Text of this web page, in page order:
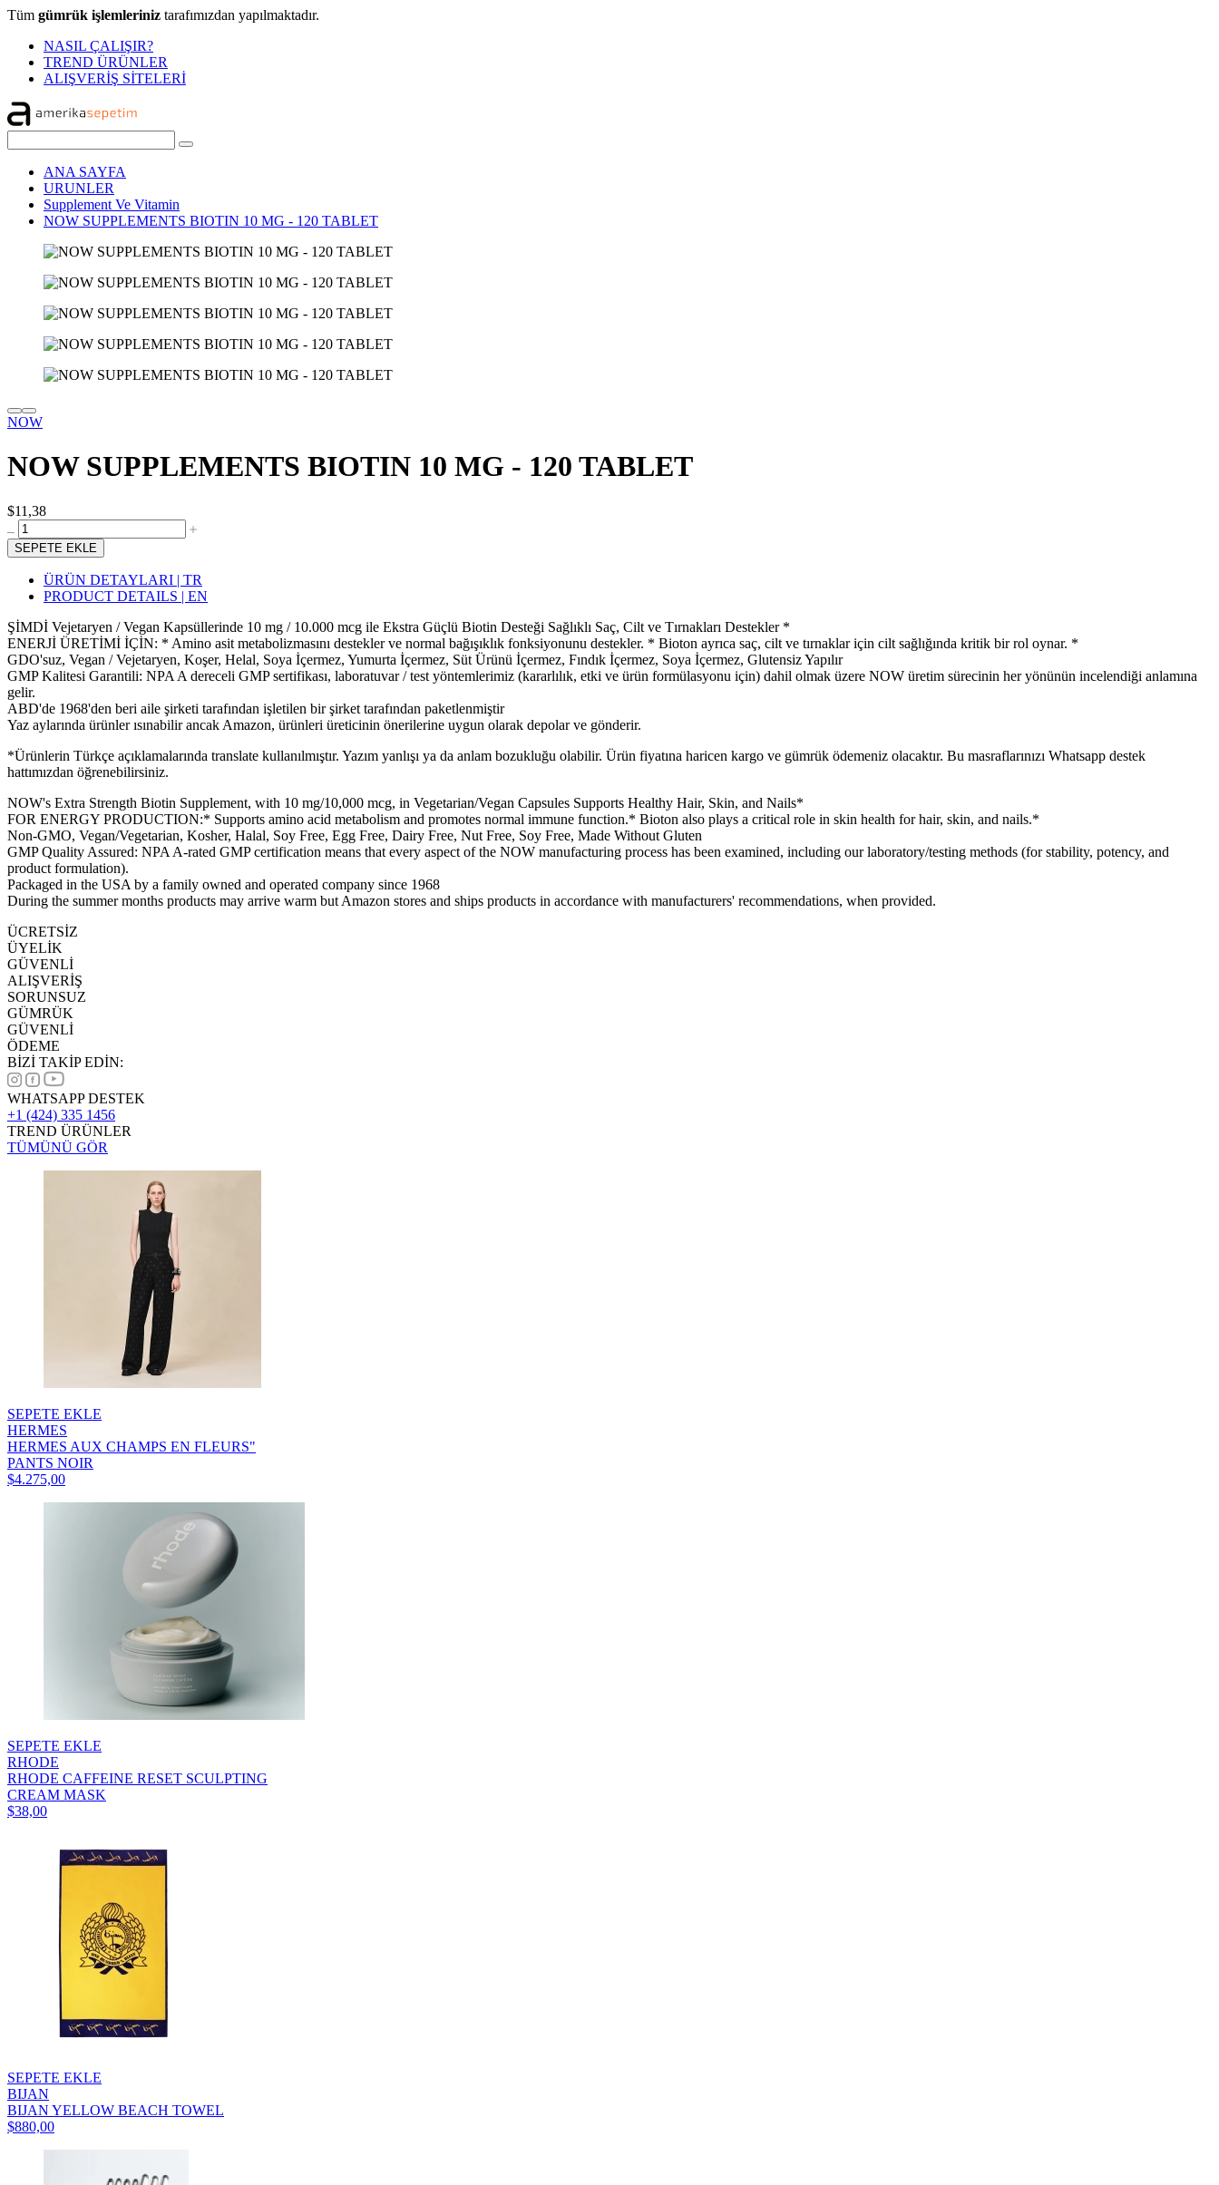
Tüm gümrük işlemleriniz tarafımızdan yapılmaktadır.
NASIL ÇALIŞIR?
TREND ÜRÜNLER
ALIŞVERİŞ SİTELERİ
ANA SAYFA
URUNLER
Supplement Ve Vitamin
NOW SUPPLEMENTS BIOTIN 10 MG - 120 TABLET
NOW
NOW SUPPLEMENTS BIOTIN 10 MG - 120 TABLET
$11,38
SEPETE EKLE
ÜRÜN DETAYLARI | TR
PRODUCT DETAILS | EN
ŞİMDİ Vejetaryen / Vegan Kapsüllerinde 10 mg / 10.000 mcg ile Ekstra Güçlü Biotin Desteği Sağlıklı Saç, Cilt ve Tırnakları Destekler *
ENERJİ ÜRETİMİ İÇİN: * Amino asit metabolizmasını destekler ve normal bağışıklık fonksiyonunu destekler. * Bioton ayrıca saç, cilt ve tırnaklar için cilt sağlığında kritik bir rol oynar. *
GDO'suz, Vegan / Vejetaryen, Koşer, Helal, Soya İçermez, Yumurta İçermez, Süt Ürünü İçermez, Fındık İçermez, Soya İçermez, Glutensiz Yapılır
GMP Kalitesi Garantili: NPA A dereceli GMP sertifikası, laboratuvar / test yöntemlerimiz (kararlılık, etki ve ürün formülasyonu için) dahil olmak üzere NOW üretim sürecinin her yönünün incelendiği anlamına
gelir.
ABD'de 1968'den beri aile şirketi tarafından işletilen bir şirket tarafından paketlenmiştir
Yaz aylarında ürünler ısınabilir ancak Amazon, ürünleri üreticinin önerilerine uygun olarak depolar ve gönderir.
*Ürünlerin Türkçe açıklamalarında translate kullanılmıştır. Yazım yanlışı ya da anlam bozukluğu olabilir. Ürün fiyatına haricen kargo ve gümrük ödemeniz olacaktır. Bu masraflarınızı Whatsapp destek
hattımızdan öğrenebilirsiniz.
NOW's Extra Strength Biotin Supplement, with 10 mg/10,000 mcg, in Vegetarian/Vegan Capsules Supports Healthy Hair, Skin, and Nails*
FOR ENERGY PRODUCTION:* Supports amino acid metabolism and promotes normal immune function.* Bioton also plays a critical role in skin health for hair, skin, and nails.*
Non-GMO, Vegan/Vegetarian, Kosher, Halal, Soy Free, Egg Free, Dairy Free, Nut Free, Soy Free, Made Without Gluten
GMP Quality Assured: NPA A-rated GMP certification means that every aspect of the NOW manufacturing process has been examined, including our laboratory/testing methods (for stability, potency, and
product formulation).
Packaged in the USA by a family owned and operated company since 1968
During the summer months products may arrive warm but Amazon stores and ships products in accordance with manufacturers' recommendations, when provided.
ÜCRETSİZ
ÜYELİK
GÜVENLİ
ALIŞVERİŞ
SORUNSUZ
GÜMRÜK
GÜVENLİ
ÖDEME
BİZİ TAKİP EDİN:
WHATSAPP DESTEK
+1 (424) 335 1456
TREND ÜRÜNLER
TÜMÜNÜ GÖR
SEPETE EKLE
HERMES
HERMES AUX CHAMPS EN FLEURS"
PANTS NOIR
$4.275,00
SEPETE EKLE
RHODE
RHODE CAFFEINE RESET SCULPTING
CREAM MASK
$38,00
SEPETE EKLE
BIJAN
BIJAN YELLOW BEACH TOWEL
$880,00